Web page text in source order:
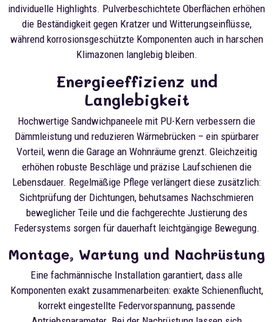
individuelle Highlights. Pulverbeschichtete Oberflächen erhöhen
die Beständigkeit gegen Kratzer und Witterungseinflüsse,
während korrosionsgeschützte Komponenten auch in harschen
Klimazonen langlebig bleiben.
Energieeffizienz und
Langlebigkeit
Hochwertige Sandwichpaneele mit PU-Kern verbessern die
Dämmleistung und reduzieren Wärmebrücken – ein spürbarer
Vorteil, wenn die Garage an Wohnräume grenzt. Gleichzeitig
erhöhen robuste Beschläge und präzise Laufschienen die
Lebensdauer. Regelmäßige Pflege verlängert diese zusätzlich:
Sichtprüfung der Dichtungen, behutsames Nachschmieren
beweglicher Teile und die fachgerechte Justierung des
Federsystems sorgen für dauerhaft leichtgängige Bewegung.
Montage, Wartung und Nachrüstung
Eine fachmännische Installation garantiert, dass alle
Komponenten exakt zusammenarbeiten: exakte Schienenflucht,
korrekt eingestellte Federvorspannung, passende